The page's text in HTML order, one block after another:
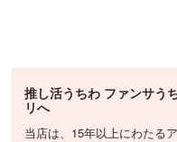
推し活うちわ ファンサう
リへ
当店は、15年以上にわたる